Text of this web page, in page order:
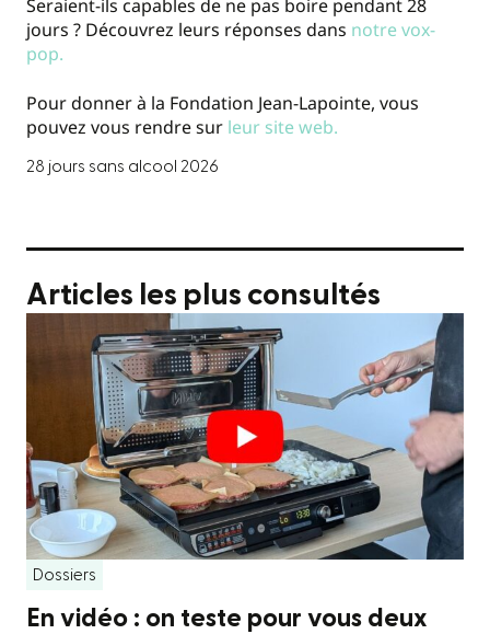
Seraient-ils capables de ne pas boire pendant 28
jours ? Découvrez leurs réponses dans notre vox-
pop.
Pour donner à la Fondation Jean-Lapointe, vous
pouvez vous rendre sur leur site web.
28 jours sans alcool 2026
Articles les plus consultés
Dossiers
En vidéo : on teste pour vous deux